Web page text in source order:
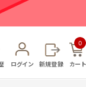
ログイン 新規登録 カート
0